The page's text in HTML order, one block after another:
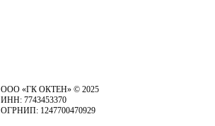
ООО «ГК ОКТЕН» © 2025
ИНН: 7743453370
ОГРНИП: 1247700470929